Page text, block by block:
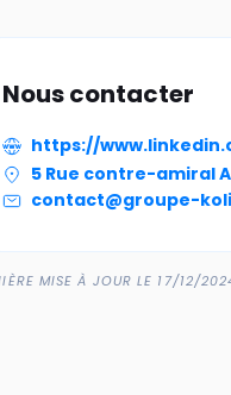
Nous contacter
https://
5 Rue contre-amiral
contact@groupe-
MISE À JOUR LE 17/12/